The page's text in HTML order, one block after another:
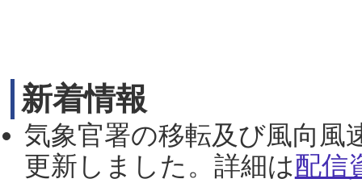
新着情報
気象官署の移転及び風向風
更新しました。詳細は配信